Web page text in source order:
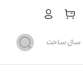
سال ساخت